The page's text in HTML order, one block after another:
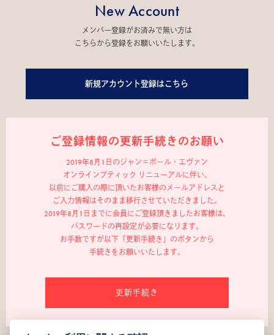
New Account
メンバー登録がお済みで無い方は
こちらから登録をお願いいたします。
新規アカウント登録はこちら
ご登録情報の更新手続きのお願い
2019年8月1日のジャン＝ポール・エヴァン
オンラインブティック リニューアルに伴い、
以前にご購入の際に頂いたお客様のメールアドレスと
ご入力情報はそのまま移行させていただきました。
2019年8月1日までに会員にご登録頂きましたお客様は、
パスワードの再設定が必要になります。
お手数ですが以下「更新手続き」のボタンから
手続きをお願いいたします。
更新手続き